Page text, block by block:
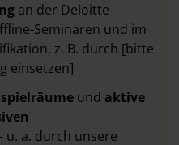
an der Deloitte
Seminaren und im
z. B. durch [bitte
einsetzen]
und aktive
u. a. durch unsere